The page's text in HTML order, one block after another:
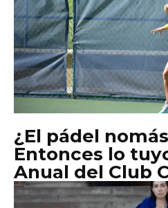
¿El pádel
Entonces lo
Anual del Club